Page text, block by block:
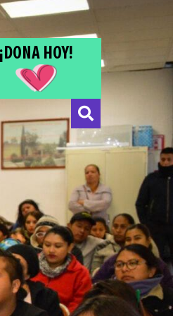
¡DONA HOY!